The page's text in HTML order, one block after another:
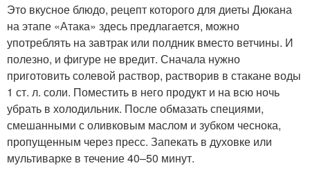
Это вкусное блюдо, рецепт которого для диеты Дюкана
на этапе «Атака» здесь предлагается, можно
употреблять на завтрак или полдник вместо ветчины. И
полезно, и фигуре не вредит. Сначала нужно
приготовить солевой раствор, растворив в стакане воды
1 ст. л. соли. Поместить в него продукт и на всю ночь
убрать в холодильник. После обмазать специями,
смешанными с оливковым маслом и зубком чеснока,
пропущенным через пресс. Запекать в духовке или
мультиварке в течение 40–50 минут.